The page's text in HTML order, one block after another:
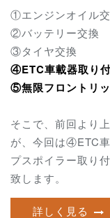
①エンジンオイル
②バッテリー交換
③タイヤ交換
④ETC車載器取り
⑤無限フロントリ
そこで、前回より
が、今回は④ETC
プスポイラー取り
致します。
詳しく見る